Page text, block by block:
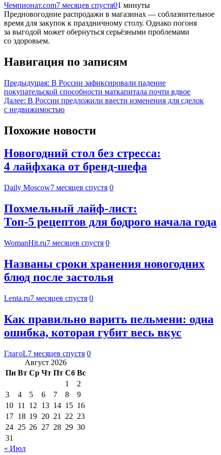
Чемпионат.com7 месяцев спустя01 минуты
Предновогодние распродажи в магазинах — соблазнительное
время для закупок к праздничному столу. Однако погоня
за выгодой может обернуться серьёзными проблемами
со здоровьем.
Навигация по записям
Предыдущая: В России зафиксировали падение
покупательской способности маткапитала почти вдвое
Далее: В России предложили ввести изменения для сделок
с недвижимостью
Похожие новости
Новогодний стол без стресса:
4 лайфхака от бренд-шефа
Daily Moscow7 месяцев спустя 0
Похмельный лайф-лист:
Топ-5 рецептов для бодрого начала года
WomanHit.ru7 месяцев спустя 0
Названы сроки хранения новогодних
блюд после застолья
Lenta.ru7 месяцев спустя 0
Как правильно варить пельмени: одна
ошибка, которая губит весь вкус
ГлагоL7 месяцев спустя 0
Август 2026
Пн Вт Ср Чт Пт Сб Вс
1
2
3
4 5 6 7 8
9
10 11 12 13 14 15 16
17 18 19 20 21 22 23
24 25 26 27 28 29 30
31
« Июл